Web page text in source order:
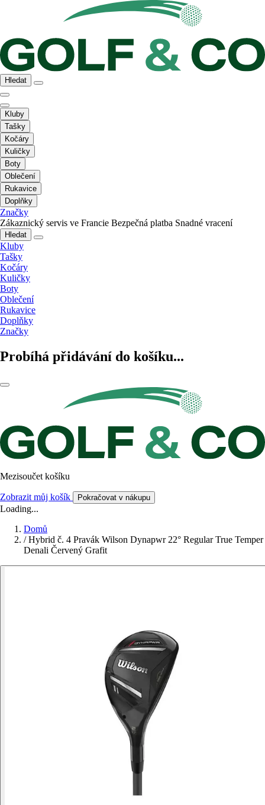
Hledat
Kluby
Tašky
Kočáry
Kuličky
Boty
Oblečení
Rukavice
Doplňky
Značky
Zákaznický servis ve Francie Bezpečná platba Snadné vracení
Hledat
Kluby
Tašky
Kočáry
Kuličky
Boty
Oblečení
Rukavice
Doplňky
Značky
Probíhá přidávání do košíku...
Mezisoučet košíku
Zobrazit můj košík Pokračovat v nákupu
Loading...
Domů
/ Hybrid č. 4 Pravák Wilson Dynapwr 22° Regular True Temper
Denali Červený Grafit